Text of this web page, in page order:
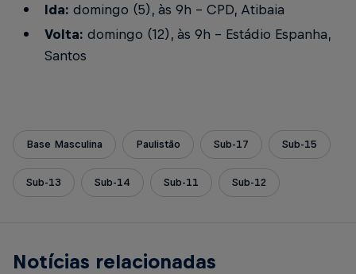
Ida: domingo (5), às 9h - CPD, Atibaia
Volta: domingo (12), às 9h - Estádio Espanha,
Santos
Base Masculina Paulistão Sub-17 Sub-15
Sub-13 Sub-14 Sub-11 Sub-12
Notícias relacionadas